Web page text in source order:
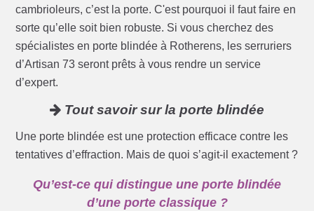
cambrioleurs, c’est la porte. C'est pourquoi il faut faire en
sorte qu’elle soit bien robuste. Si vous cherchez des
spécialistes en porte blindée à Rotherens, les serruriers
d’Artisan 73 seront prêts à vous rendre un service
d’expert.
Tout savoir sur la porte blindée
Une porte blindée est une protection efficace contre les
tentatives d’effraction. Mais de quoi s’agit-il exactement ?
Qu’est-ce qui distingue une porte blindée
d’une porte classique ?